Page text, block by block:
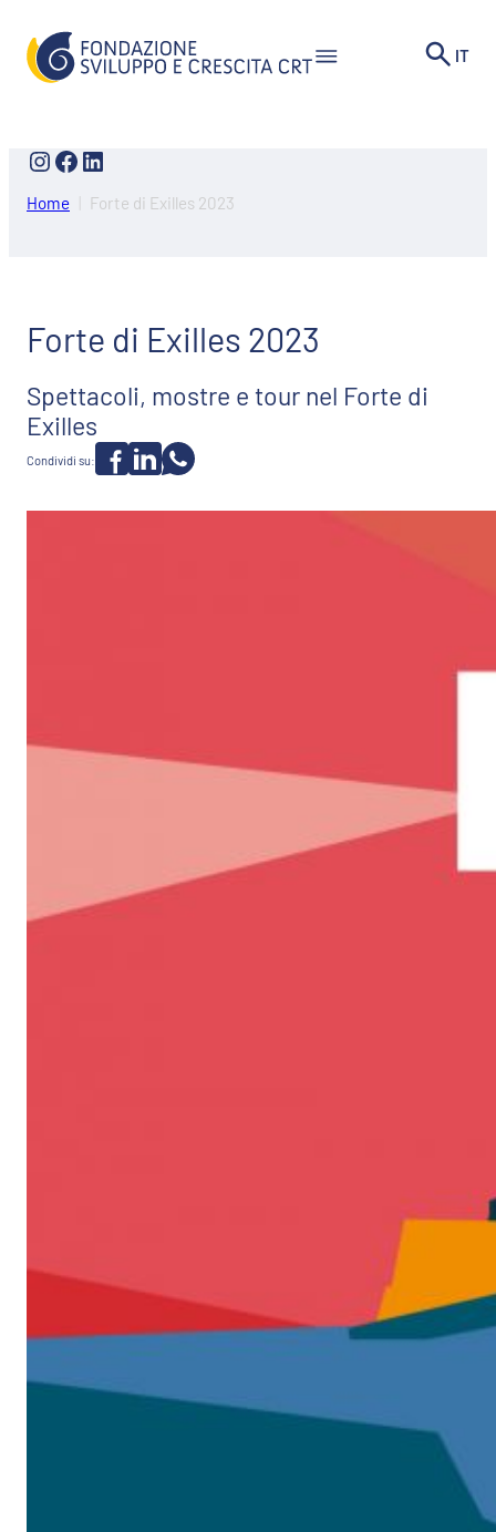
contenuto
IT
Instagram
Facebook
LinkedIn
Home Forte di Exilles 2023
Forte di Exilles 2023
Spettacoli, mostre e tour nel Forte di
Exilles
Condividi su: